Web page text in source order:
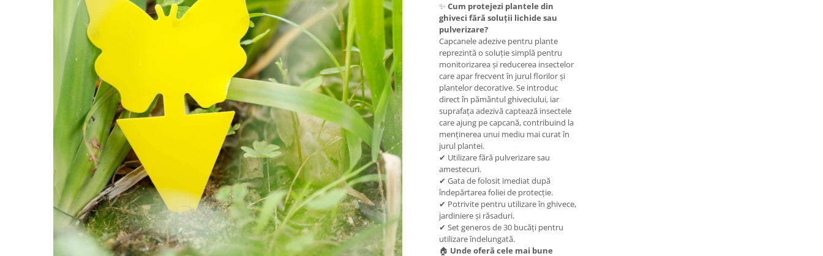
✨ Cum protejezi plantele din
ghiveci fără soluții lichide sau
pulverizare?
Capcanele adezive pentru plante
reprezintă o soluție simplă pentru
monitorizarea și reducerea insectelor
care apar frecvent în jurul florilor și
plantelor decorative. Se introduc
direct în pământul ghiveciului, iar
suprafața adezivă captează insectele
care ajung pe capcană, contribuind la
menținerea unui mediu mai curat în
jurul plantei.
✔ Utilizare fără pulverizare sau
amestecuri.
✔ Gata de folosit imediat după
îndepărtarea foliei de protecție.
✔ Potrivite pentru utilizare în ghivece,
jardiniere și răsaduri.
✔ Set generos de 30 bucăți pentru
utilizare îndelungată.
🏠 Unde oferă cele mai bune